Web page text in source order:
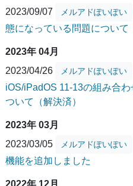
2023/09/07
メルアドぽいぽい
態になっている問題について
2023年 04月
2023/04/26
メルアドぽいぽい
iOS/iPadOS 11-13の組み合
ついて（解決済）
2023年 03月
2023/03/05
メルアドぽいぽい
機能を追加しました
2022年 12月